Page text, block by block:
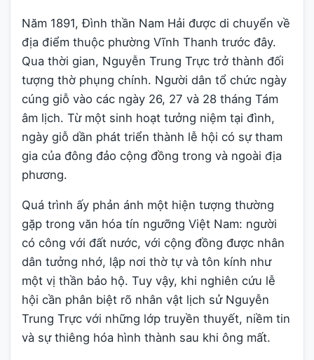
Năm 1891, Đình thần Nam Hải được di chuyển về
địa điểm thuộc phường Vĩnh Thanh trước đây.
Qua thời gian, Nguyễn Trung Trực trở thành đối
tượng thờ phụng chính. Người dân tổ chức ngày
cúng giỗ vào các ngày 26, 27 và 28 tháng Tám
âm lịch. Từ một sinh hoạt tưởng niệm tại đình,
ngày giỗ dần phát triển thành lễ hội có sự tham
gia của đông đảo cộng đồng trong và ngoài địa
phương.
Quá trình ấy phản ánh một hiện tượng thường
gặp trong văn hóa tín ngưỡng Việt Nam: người
có công với đất nước, với cộng đồng được nhân
dân tưởng nhớ, lập nơi thờ tự và tôn kính như
một vị thần bảo hộ. Tuy vậy, khi nghiên cứu lễ
hội cần phân biệt rõ nhân vật lịch sử Nguyễn
Trung Trực với những lớp truyền thuyết, niềm tin
và sự thiêng hóa hình thành sau khi ông mất.